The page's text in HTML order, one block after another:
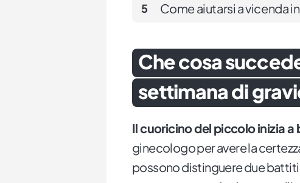
5 Come aiutarsi a vicenda
Che cosa
settimana di
Il cuoricino del piccolo inizia a
ginecologo per avere la
possono distinguere due